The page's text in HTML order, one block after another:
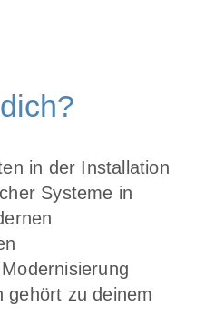
in der Installation
Systeme in
gehört zu deinem